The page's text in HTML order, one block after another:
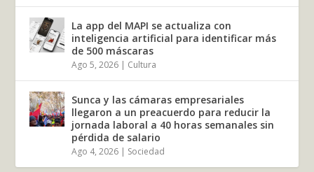
La app del MAPI se actualiza con
inteligencia artificial para identificar más
de 500 máscaras
Ago 5, 2026 | Cultura
Sunca y las cámaras empresariales
llegaron a un preacuerdo para reducir la
jornada laboral a 40 horas semanales sin
pérdida de salario
Ago 4, 2026 | Sociedad